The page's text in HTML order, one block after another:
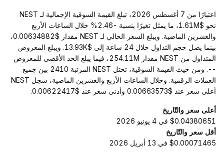
اعتبارًا من 7 أغسطس 2026، تبلغ القيمة السوقية الإجمالية لـ NEST
نحو $1.61M، ما يمثل تغيرًا بنسبة -2.46% خلال الساعات الأربع
والعشرين الماضية. ويبلغ السعر الحالي لـ NEST مقدار $0.00634882،
بينما يصل حجم التداول خلال 24 ساعة إلى $13.93K. ويبلغ المعروض
المتداول من NEST مقدار 254.11M، فيما يبلغ الحد الأقصى للمعروض
--. ومن حيث القيمة السوقية، تحتل NEST المرتبة 2410 بين جميع
العملات الرقمية. وخلال الساعات الأربع والعشرين الماضية، سجل NEST
أعلى سعر عند $0.00663573 وأدنى سعر عند $0.00622417.
أعلى سعر والتّاريخ
$0.04380651 في 4 يونيو 2026
أقل سعر والتّاريخ
$0.00071465 في 13 أبريل 2026